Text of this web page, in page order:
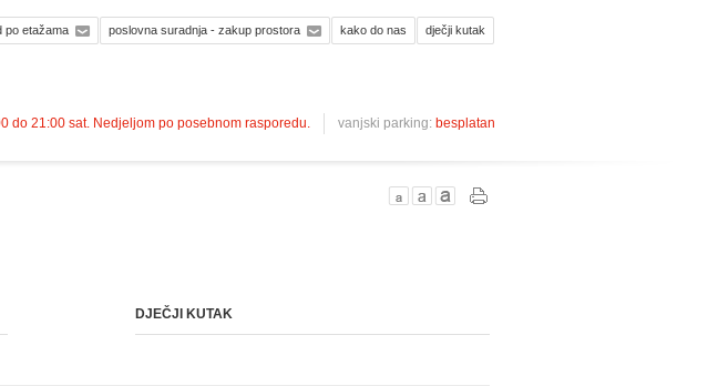
po etažama poslovna suradnja - zakup prostora kako do nas dječji kutak
do 21:00 sat. Nedjeljom po posebnom rasporedu. vanjski parking: besplatan
DJEČJI KUTAK